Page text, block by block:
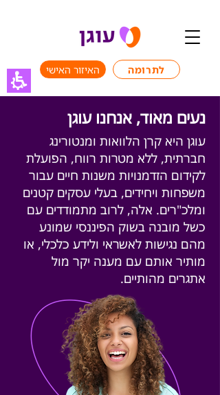
האיזור האישי לתרומה
נעים מאוד, אנחנו עוגן
עוגן היא קרן הלוואות ומנטורינג
חברתית, ללא מטרות רווח, הפועלת
לקידום הזדמנויות משנות חיים עבור
משפחות ויחידים, בעלי עסקים קטנים
ומלכ"רים. אלה, לרוב מתמודדים עם
כשל מובנה בשוק הפיננסי שמונע
מהם נגישות לאשראי ולידע כלכלי, או
מותיר אותם עם מענה יקר מול
אתגרים מהותיים.